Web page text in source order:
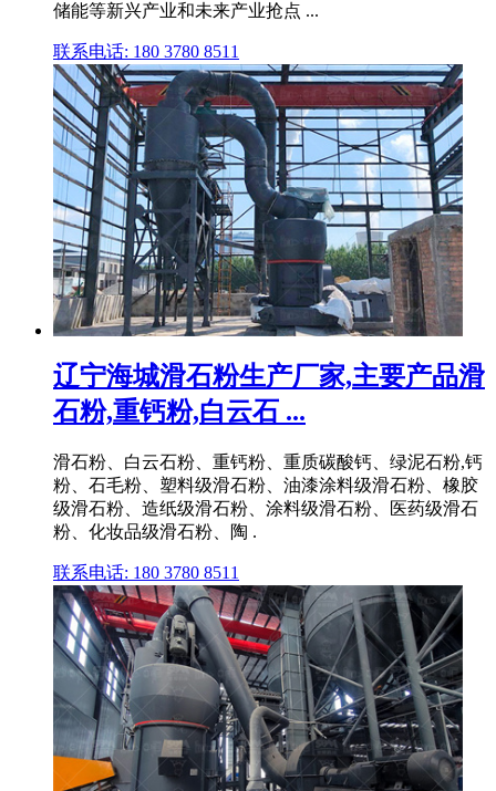
储能等新兴产业和未来产业抢点 ...
联系电话: 180 3780 8511
辽宁海城滑石粉生产厂家,主要产品滑
石粉,重钙粉,白云石 ...
滑石粉、白云石粉、重钙粉、重质碳酸钙、绿泥石粉,钙
粉、石毛粉、塑料级滑石粉、油漆涂料级滑石粉、橡胶
级滑石粉、造纸级滑石粉、涂料级滑石粉、医药级滑石
粉、化妆品级滑石粉、陶 .
联系电话: 180 3780 8511